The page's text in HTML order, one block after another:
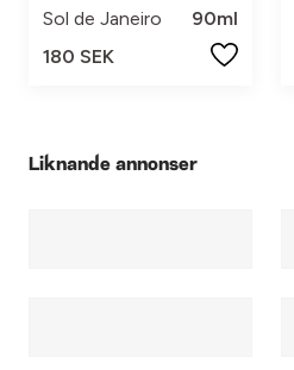
Sol de Janeiro
90ml
180 SEK
Liknande annonser